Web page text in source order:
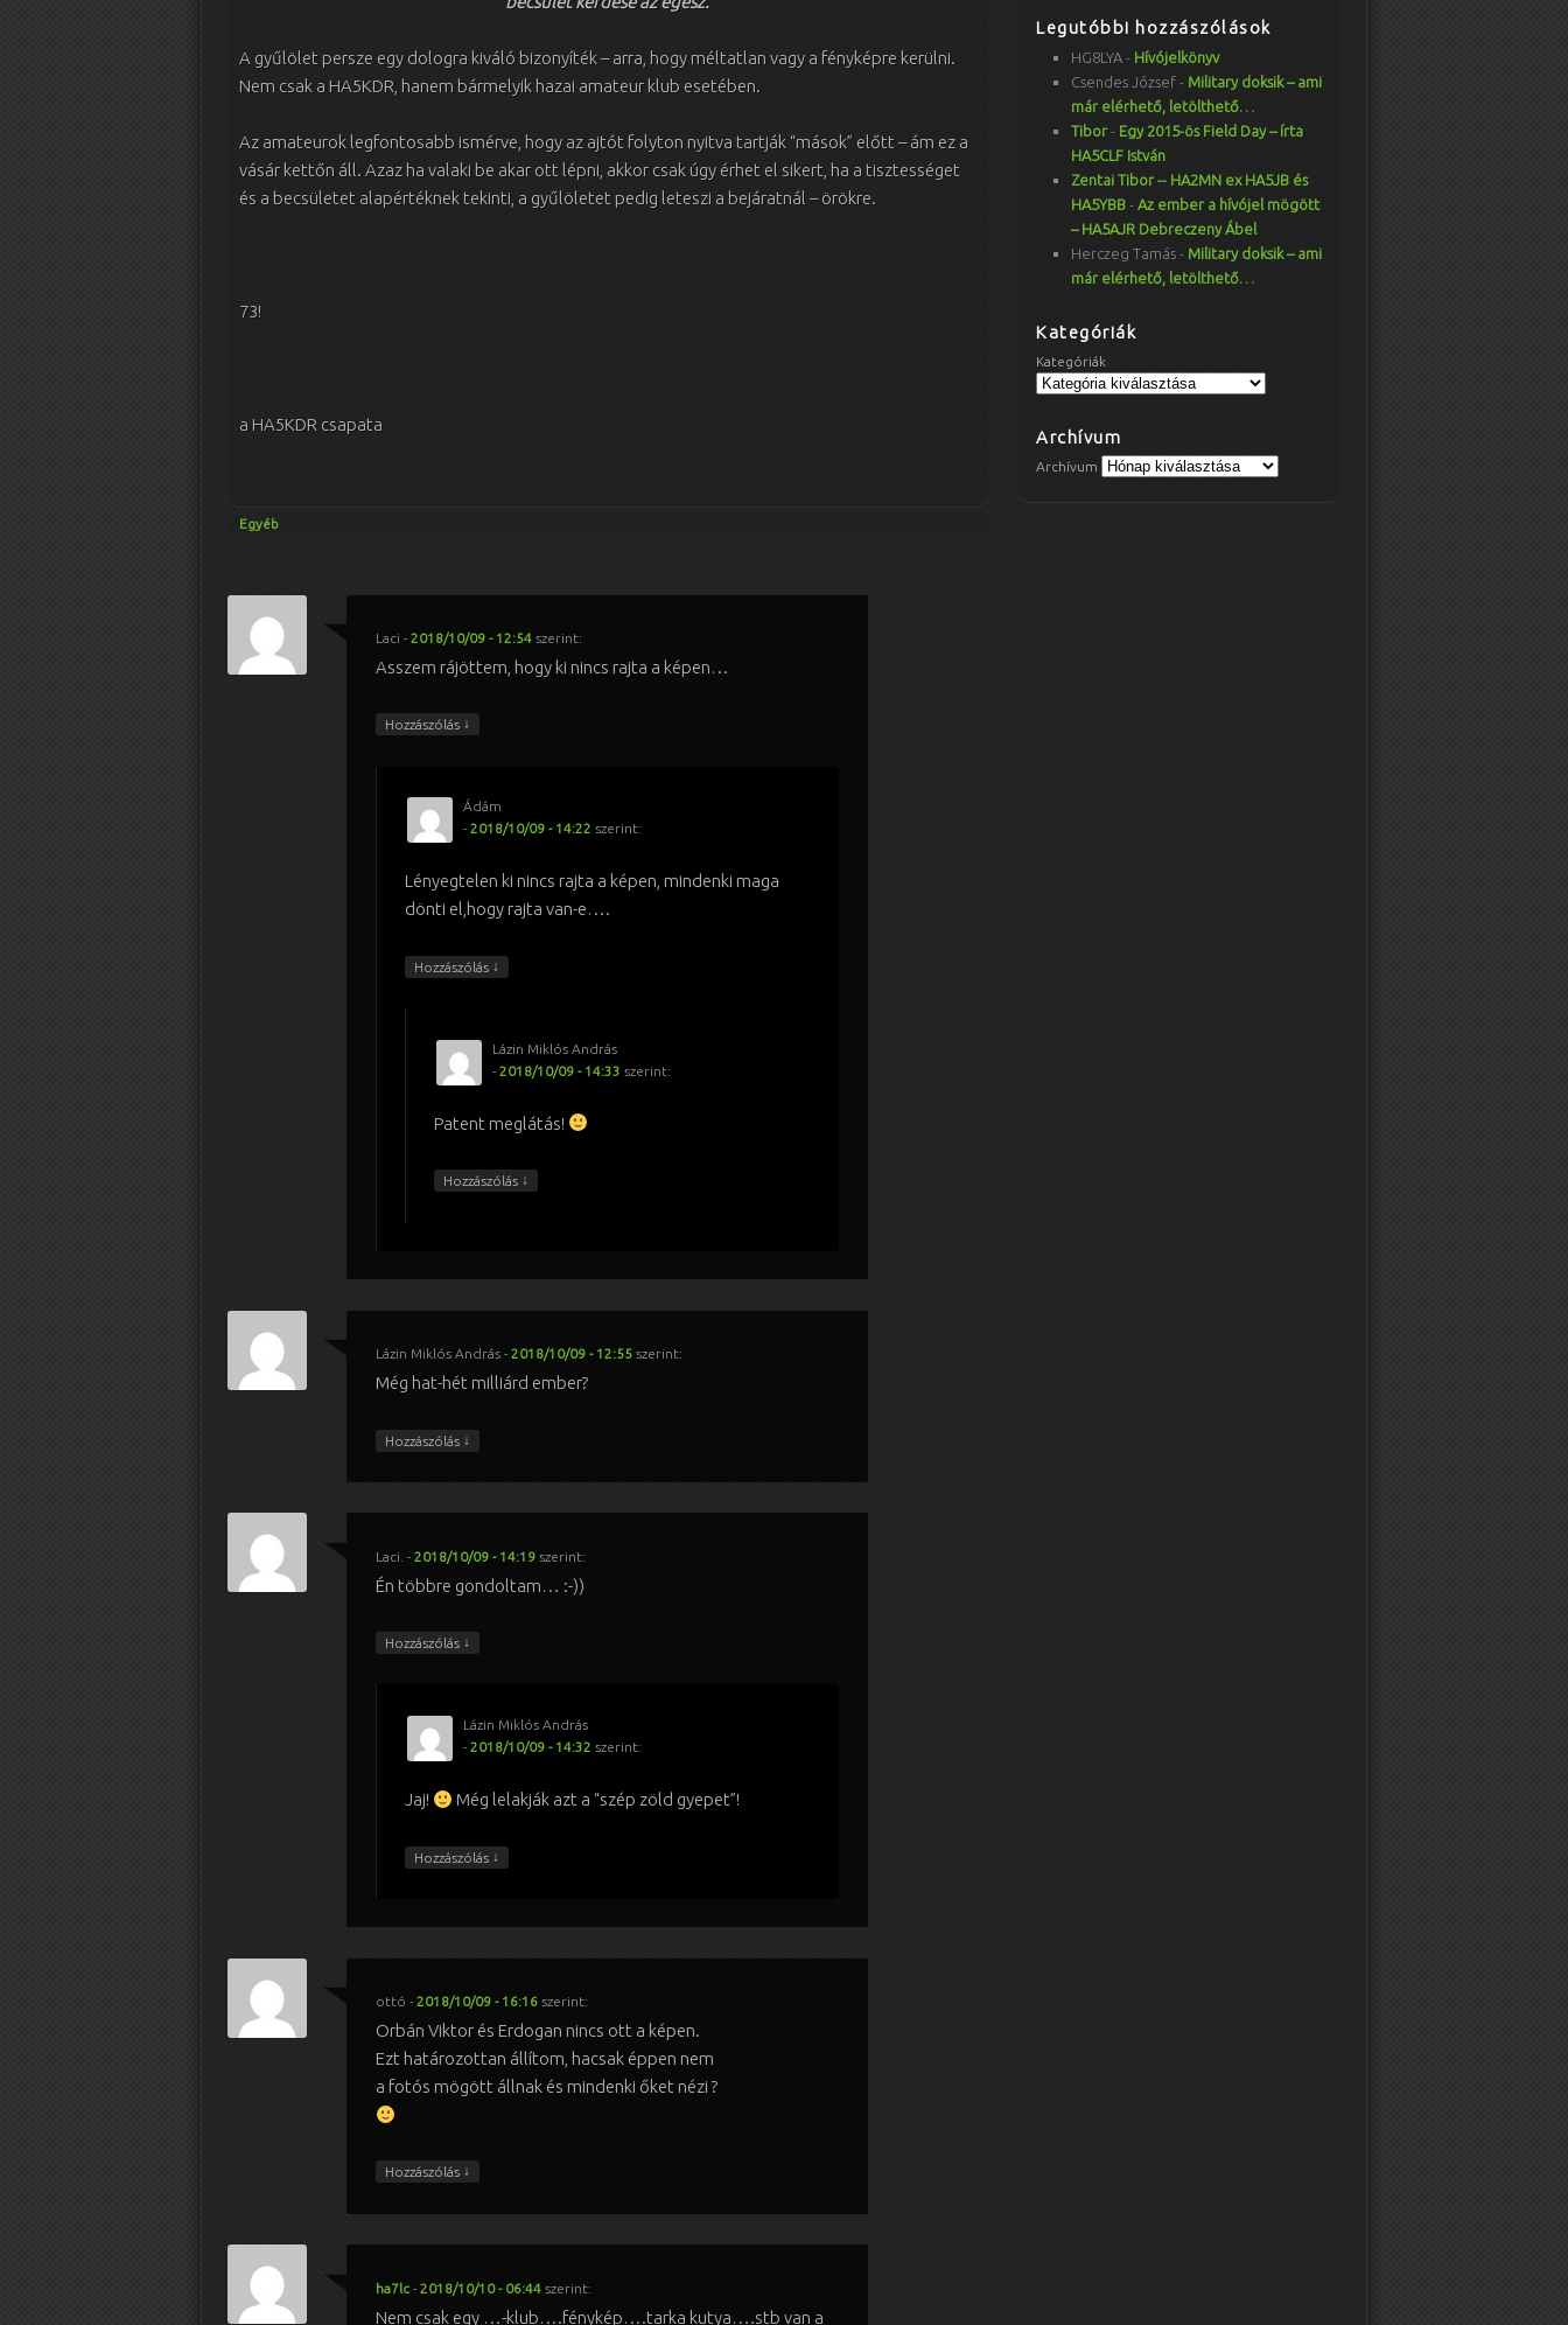
A gyűlölet persze egy dologra kiváló bizonyíték – arra, hogy méltatlan vagy a fényképre kerülni.
Nem csak a HA5KDR, hanem bármelyik hazai amateur klub esetében.
Az amateurok legfontosabb ismérve, hogy az ajtót folyton nyitva tartják “mások” előtt – ám ez a
vásár kettőn áll. Azaz ha valaki be akar ott lépni, akkor csak úgy érhet el sikert, ha a tisztességet
és a becsületet alapértéknek tekinti, a gyűlöletet pedig leteszi a bejáratnál – örökre.
73!
a HA5KDR csapata
Egyéb
Laci - 2018/10/09 - 12:54 szerint:
Asszem rájöttem, hogy ki nincs rajta a képen…
Hozzászólás ↓
Ádám
- 2018/10/09 - 14:22 szerint:
Lényegtelen ki nincs rajta a képen, mindenki maga
dönti el,hogy rajta van-e….
Hozzászólás ↓
Lázin Miklós András
-2018/10/09 - 14:33 szerint:
Patent meglátás!
Hozzászólás ↓
Lázin Miklós András- 2018/10/09 - 12:55 szerint:
Még hat-hét milliárd ember?
Hozzászólás ↓
Laci. - 2018/10/09 - 14:19 szerint:
Én többre gondoltam… :-))
Hozzászólás ↓
Lázin Miklós András
- 2018/10/09 - 14:32 szerint:
Jaj! Még lelakják azt a “szép zöld gyepet”!
Hozzászólás ↓
ottó - 2018/10/09 - 16:16 szerint:
Orbán Viktor és Erdogan nincs ott a képen.
Ezt határozottan állítom, hacsak éppen nem
a fotós mögött állnak és mindenki őket nézi ?
Hozzászólás ↓
ha7lc- 2018/10/10 - 06:44 szerint:
Nem csak egy …-klub….fénykép….tarka kutya….stb van a
Legutóbbi hozzászólások
HG8LYA - Hívójelkönyv
Csendes József - Military doksik – ami
már elérhető, letölthető…
Tibor - Egy 2015-ös Field Day – írta
HA5CLF István
Zentai Tibor -- HA2MN ex HA5JB és
HA5YBB - Az ember a hívójel mögött
– HA5AJR Debreczeny Ábel
Herczeg Tamás - Military doksik – ami
már elérhető, letölthető…
Kategóriák
Kategóriák
Archívum
Archívum